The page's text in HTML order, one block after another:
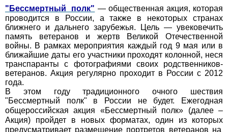
"Бессмертный полк" — общественная акция, которая
проводится в России, а также в некоторых странах
ближнего и дальнего зарубежья. Цель — увековечить
память ветеранов и жертв Великой Отечественной
войны. В рамках мероприятия каждый год 9 мая или в
ближайшие даты его участники проходят колонной, неся
транспаранты с фотографиями своих родственников-
ветеранов. Акция регулярно проходит в России с 2012
года.
В этом году традиционного очного шествия
"Бессмертный полк" в России не будет.
Ежегодная
общероссийская акция «Бессмертный полк» (далее –
Акция)
пройдет в новых форматах, один из
которых
предусматривает размещение портретов ветеранов на